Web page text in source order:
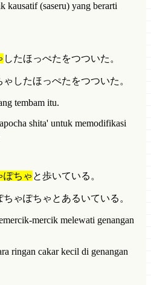
kausatif (saseru) yang berarti
したほっぺたをつついた。
したほっぺたをつついた。
tembam itu.
shita' untuk memodifikasi
ぽちゃ と歩いている。
ゃぽちゃとあるいている。
mercik melewati genangan
ringan cakar kecil di genangan